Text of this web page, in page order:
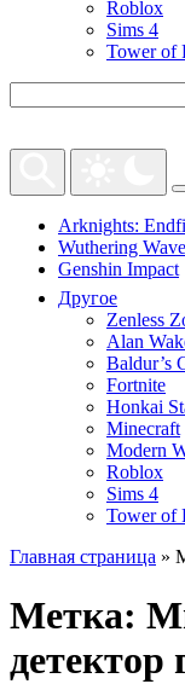
Roblox
Sims 4
Tower of
Arknights:
Wuthering
Genshin Impact
Другое
Zenless
Alan
Baldur’s
Fortnite
Honkai
Minecraft
Modern
Roblox
Sims 4
Tower of
Главная страница »
Метка:
детектор